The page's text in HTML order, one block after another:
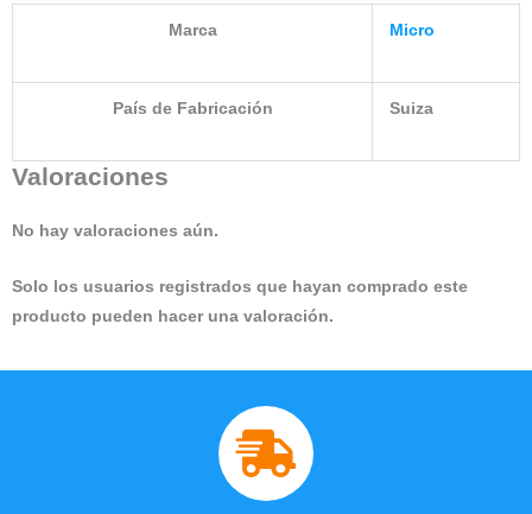
Marca Micro
País de Fabricación Suiza
Valoraciones
No hay valoraciones aún.
Solo los usuarios registrados que hayan comprado este
producto pueden hacer una valoración.